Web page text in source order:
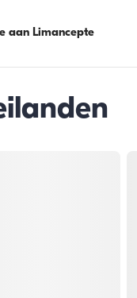
aan Limancepte